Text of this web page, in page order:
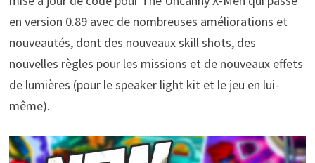
en version 0.89 avec de nombreuses améliorations et
nouveautés, dont des nouveaux skill shots, des
nouvelles règles pour les missions et de nouveaux effets
de lumières (pour le speaker light kit et le jeu en lui-
même).